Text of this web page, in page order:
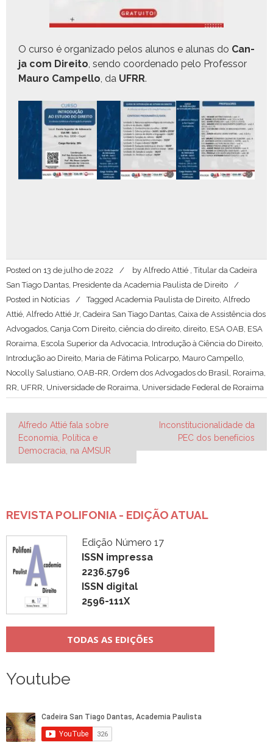
O cur­so é orga­ni­za­do pelos alunos e alu­nas do Can­
ja com Dire­ito, sendo coor­de­na­do pelo Pro­fes­sor
Mau­ro Campel­lo, da UFRR.
Posted on 13 de julho de 2022 by Alfredo Attié , Titular da Cadeira
San Tiago Dantas, Presidente da Academia Paulista de Direito
Posted in Notícias Tagged Academia Paulista de Direito, Alfredo
Attié, Alfredo Attié Jr, Cadeira San Tiago Dantas, Caixa de Assistência dos
Advogados, Canja Com Direito, ciência do direito, direito, ESA OAB, ESA
Roraima, Escola Superior da Advocacia, Introdução à Ciência do Direito,
Introdução ao Direito, Maria de Fátima Policarpo, Mauro Campello,
Nocolly Salustiano, OAB-RR, Ordem dos Advogados do Brasil, Roraima,
RR, UFRR, Universidade de Roraima, Universidade Federal de Roraima
Navegação
de
Post
Alfredo Attié fala sobre
Economia, Política e
Democracia, na AMSUR
Inconstitucionalidade da
PEC dos benefícios
REVISTA POLIFONIA - EDIÇÃO ATUAL
Edição Número 17
ISSN impressa
2236.5796
ISSN digital
2596-111X
TODAS AS EDIÇÕES
Youtube